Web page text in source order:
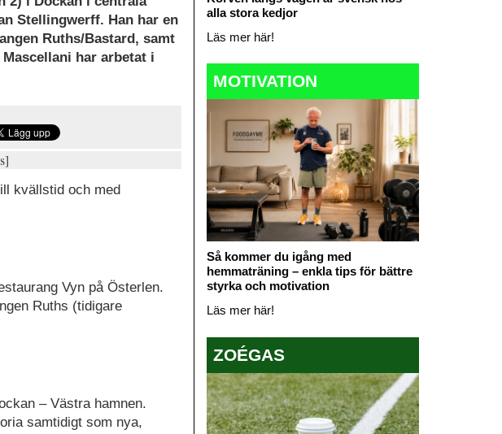
Stellingwerff. Han har en
Ruths/Bastard, samt
har arbetat i
kvällstid och med
Vyn på Österlen.
Ruths (tidigare
– Västra hamnen.
samtidigt som nya,
alla stora kedjor
Läs mer här!
MOTIVATION
Så kommer du igång med
hemmaträning – enkla tips för bättre
styrka och motivation
Läs mer här!
ZOÉGAS